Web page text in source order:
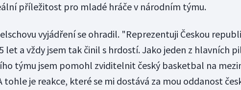
příležitost pro mladé hráče v národním týmu.
vyjádření se ohradil. "Reprezentuji Českou
let a vždy jsem tak činil s hrdostí. Jako jeden z hlavních
týmu jsem pomohl zviditelnit český basketbal na
tohle je reakce, které se mi dostává za mou oddanost